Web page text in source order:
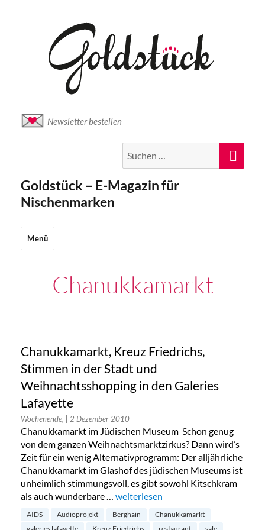
Newsletter bestellen
nach:
Goldstück – E-Magazin für
Nischenmarken
Menü
Chanukkamarkt
Chanukkamarkt, Kreuz Friedrichs,
Stimmen in der Stadt und
Weihnachtsshopping in den Galeries
Lafayette
Wochenende, | 2 Dezember 2010
Chanukkamarkt im Jüdischen Museum Schon genug
von dem ganzen Weihnachtsmarktzirkus? Dann wird’s
Zeit für ein wenig Alternativprogramm: Der alljährliche
Chanukkamarkt im Glashof des jüdischen Museums ist
unheimlich stimmungsvoll, es gibt sowohl Kitschkram
als auch wunderbare … „Chanukkamarkt, Kreuz Friedrichs,
weiterlesen
AIDS Audioprojekt Berghain
Chanukkamarkt